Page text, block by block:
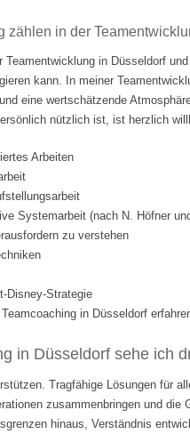
zählen in der
Teamentwicklung in Düsseldorf
kann. In meiner
eine wertschätzende
nützlich ist, ist herzlich
Arbeiten
Systemarbeit (nach N. Höfner
zu verstehen
Disney-Strategie
in Düsseldorf
in Düsseldorf sehe ich
Tragfähige Lösungen für
zusammenbringen und
hinaus, Verständnis